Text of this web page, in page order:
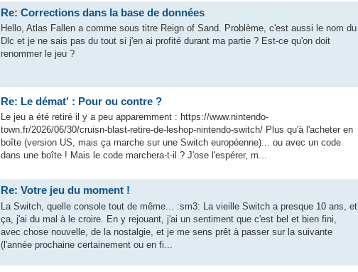
Re: Corrections dans la base de données
Hello, Atlas Fallen a comme sous titre Reign of Sand. Problème, c'est aussi le nom du
Dlc et je ne sais pas du tout si j'en ai profité durant ma partie ? Est-ce qu'on doit
renommer le jeu ?
Re: Le démat' : Pour ou contre ?
Le jeu a été retiré il y a peu apparemment : https://www.nintendo-
town.fr/2026/06/30/cruisn-blast-retire-de-leshop-nintendo-switch/ Plus qu'à l'acheter en
boîte (version US, mais ça marche sur une Switch européenne)... ou avec un code
dans une boîte ! Mais le code marchera-t-il ? J'ose l'espérer, m...
Re: Votre jeu du moment !
La Switch, quelle console tout de même... :sm3: La vieille Switch a presque 10 ans, et
ça, j'ai du mal à le croire. En y rejouant, j'ai un sentiment que c'est bel et bien fini,
avec chose nouvelle, de la nostalgie, et je me sens prêt à passer sur la suivante
(l'année prochaine certainement ou en fi...